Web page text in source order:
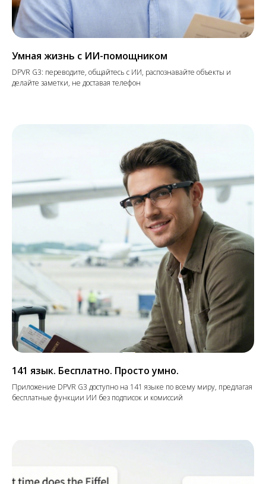
Умная жизнь с ИИ-помощником
DPVR G3: переводите, общайтесь с ИИ, распознавайте объекты и
делайте заметки, не доставая телефон
141 язык. Бесплатно. Просто умно.
Приложение DPVR G3 доступно на 141 языке по всему миру, предлагая
бесплатные функции ИИ без подписок и комиссий